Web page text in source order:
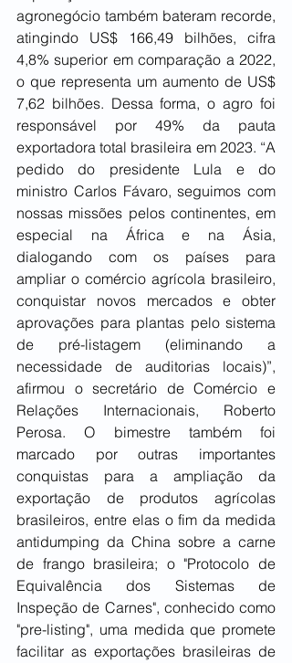
agronegócio também bateram recorde,
atingindo US$ 166,49 bilhões, cifra
4,8% superior em comparação a 2022,
o que representa um aumento de US$
7,62 bilhões. Dessa forma, o agro foi
responsável por 49% da pauta
exportadora total brasileira em 2023. “A
pedido do presidente Lula e do
ministro Carlos Fávaro, seguimos com
nossas missões pelos continentes, em
especial na África e na Ásia,
dialogando com os países para
ampliar o comércio agrícola brasileiro,
conquistar novos mercados e obter
aprovações para plantas pelo sistema
de pré-listagem (eliminando a
necessidade de auditorias locais)”,
afirmou o secretário de Comércio e
Relações Internacionais, Roberto
Perosa. O bimestre também foi
marcado por outras importantes
conquistas para a ampliação da
exportação de produtos agrícolas
brasileiros, entre elas o fim da medida
antidumping da China sobre a carne
de frango brasileira; o "Protocolo de
Equivalência dos Sistemas de
Inspeção de Carnes", conhecido como
"pre-listing", uma medida que promete
facilitar as exportações brasileiras de